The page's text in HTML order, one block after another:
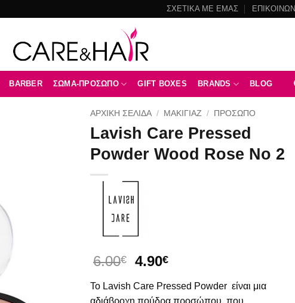
ΣΧΕΤΙΚΑ ΜΕ ΕΜΑΣ
BARBER ΣΩΜΑ-ΠΡΟΣΩΠΟ GIFT BOXES BRANDS BLOG
ΑΡΧΙΚΉ ΣΕΛΊΔΑ / ΜΑΚΙΓΙΑΖ / ΠΡΟΣΩΠΟ
Lavish Care Pressed
Powder Wood Rose No 2
6.00€
Original
was:
4.90€Η
τιμή
Το Lavish Care Pressed Powder είναι μια
αδιάβροχη πούδρα προσώπου, που